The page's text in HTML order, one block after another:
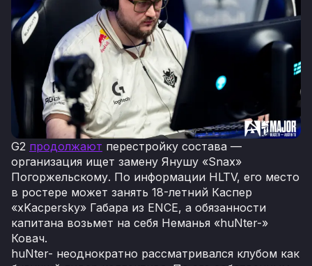
G2 продолжают перестройку состава —
организация ищет замену Янушу «Snax»
Погоржельскому. По информации HLTV, его место
в ростере может занять 18-летний Каспер
«xKacpersky» Габара из ENCE, а обязанности
капитана возьмет на себя Неманья «huNter-»
Ковач.
huNter- неоднократно рассматривался клубом как